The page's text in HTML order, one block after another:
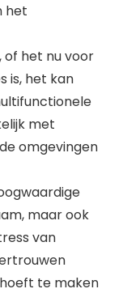
het
het nu voor
is, het kan
met
omgevingen
maar ook
van
te maken